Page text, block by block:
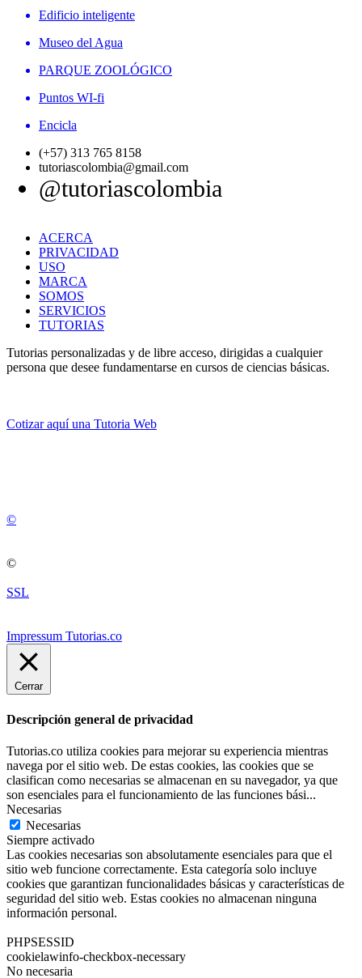
Edificio inteligente
Museo del Agua
PARQUE ZOOLÓGICO
Puntos WI-fi
Encicla
(+57) 313 765 8158
tutoriascolombia@gmail.com
@tutoriascolombia
ACERCA
PRIVACIDAD
USO
MARCA
SOMOS
SERVICIOS
TUTORIAS
Tutorias personalizadas y de libre acceso, dirigidas a cualquier
persona que desee fundamentarse en cursos de ciencias básicas.
Cotizar aquí una Tutoria Web
©
©
SSL
Impressum Tutorias.co
Cerrar
Descripción general de privacidad
Tutorias.co utiliza cookies para mejorar su experiencia mientras
navega por el sitio web. De estas cookies, las cookies que se
clasifican como necesarias se almacenan en su navegador, ya que
son esenciales para el funcionamiento de las funciones bási...
Necesarias
Necesarias
Siempre activado
Las cookies necesarias son absolutamente esenciales para que el
sitio web funcione correctamente. Esta categoría solo incluye
cookies que garantizan funcionalidades básicas y características de
seguridad del sitio web. Estas cookies no almacenan ninguna
información personal.
PHPSESSID
cookielawinfo-checkbox-necessary
No necesaria